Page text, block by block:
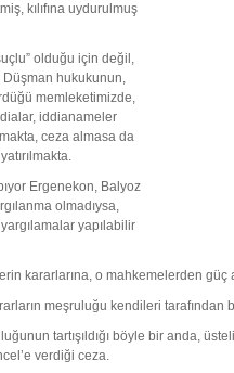
kılıfına uydurulmuş
olduğu için değil,
hukukunun,
memleketimizde,
iddianameler
ceza almasa da
Ergenekon, Balyoz
olmadıysa,
yapılabilir
kararlarına, o mahkemelerden güç
meşruluğu kendileri tarafından
tartışıldığı böyle bir anda,
verdiği ceza.